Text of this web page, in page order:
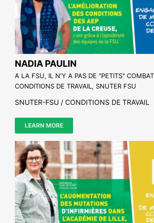
NADIA PAULIN
A LA FSU, IL N'Y A PAS DE "PETITS"
CONDITIONS DE TRAVAIL, SNUTER FSU
SNUTER-FSU / CONDITIONS DE TRAVAIL
LEARN MORE